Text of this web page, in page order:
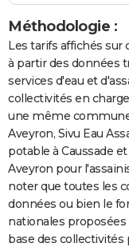
Méthodologie :
Les tarifs affichés
à partir des données
services d'eau et
collectivités en
une même commune
Aveyron, Sivu Eau
potable à Caussade
Aveyron pour
noter que toutes les
données ou bien le
nationales
base des